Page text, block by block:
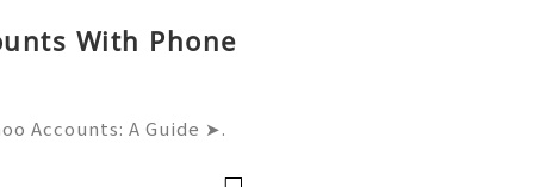
With Phone
Accounts: A Guide ➤.